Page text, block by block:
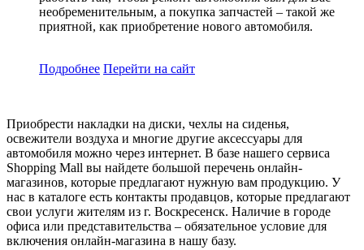
необременительным, а покупка запчастей – такой же
приятной, как приобретение нового автомобиля.
Подробнее Перейти на сайт
Приобрести накладки на диски, чехлы на сиденья,
освежители воздуха и многие другие аксессуары для
автомобиля можно через интернет. В базе нашего сервиса
Shopping Mall вы найдете большой перечень онлайн-
магазинов, которые предлагают нужную вам продукцию. У
нас в каталоге есть контакты продавцов, которые предлагают
свои услуги жителям из г. Воскресенск. Наличие в городе
офиса или представительства – обязательное условие для
включения онлайн-магазина в нашу базу.